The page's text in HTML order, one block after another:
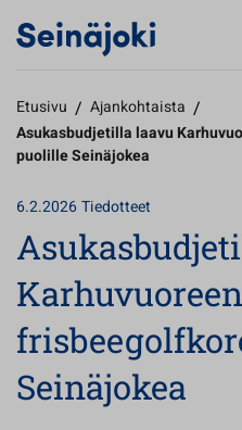
Etusivu / Ajankohtaista /
Asukasbudjetilla laavu
puolille Seinäjokea
6.2.2026Tiedotteet
Seinäjokea